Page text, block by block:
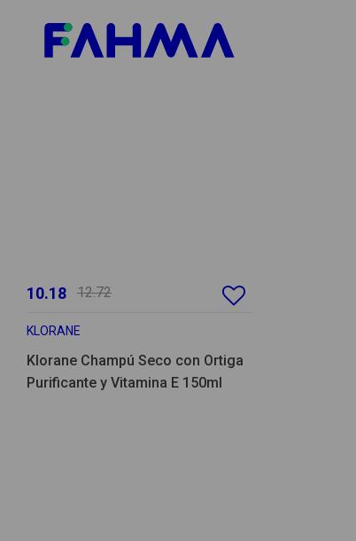
10.18 12.72
KLORANE
Klorane Champú Seco con Ortiga
Purificante y Vitamina E 150ml